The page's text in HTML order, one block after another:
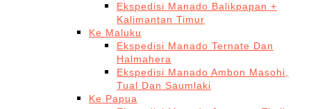
Ekspedisi Manado Balikpapan +
Kalimantan Timur
Ke Maluku
Ekspedisi Manado Ternate Dan
Halmahera
Ekspedisi Manado Ambon Masohi,
Tual Dan Saumlaki
Ke Papua